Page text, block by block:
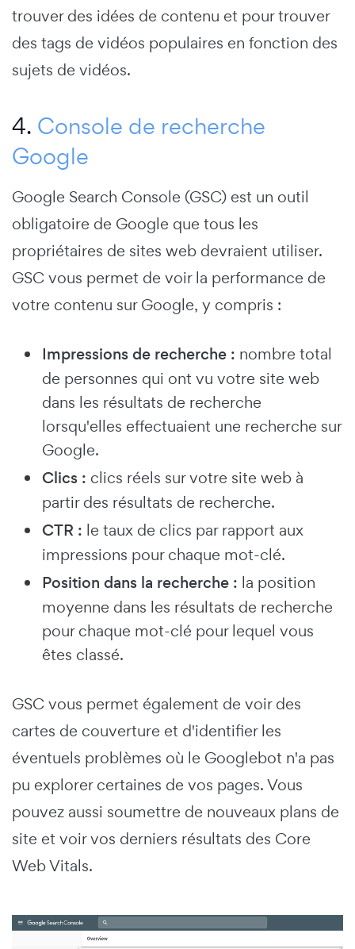
trouver des idées de contenu et pour trouver
des tags de vidéos populaires en fonction des
sujets de vidéos.
4. Console de recherche
Google
Google Search Console (GSC) est un outil
obligatoire de Google que tous les
propriétaires de sites web devraient utiliser.
GSC vous permet de voir la performance de
votre contenu sur Google, y compris :
Impressions de recherche : nombre total
de personnes qui ont vu votre site web
dans les résultats de recherche
lorsqu'elles effectuaient une recherche sur
Google.
Clics : clics réels sur votre site web à
partir des résultats de recherche.
CTR : le taux de clics par rapport aux
impressions pour chaque mot-clé.
Position dans la recherche : la position
moyenne dans les résultats de recherche
pour chaque mot-clé pour lequel vous
êtes classé.
GSC vous permet également de voir des
cartes de couverture et d'identifier les
éventuels problèmes où le Googlebot n'a pas
pu explorer certaines de vos pages.Vous
pouvez aussi soumettre de nouveaux plans de
site et voir vos derniers résultats des Core
Web Vitals.